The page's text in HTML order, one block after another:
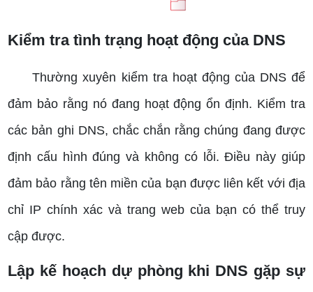
Kiểm tra tình trạng hoạt động của DNS
Thường xuyên kiểm tra hoạt động của DNS để
đảm bảo rằng nó đang hoạt động ổn định. Kiểm tra
các bản ghi DNS, chắc chắn rằng chúng đang được
định cấu hình đúng và không có lỗi. Điều này giúp
đảm bảo rằng tên miền của bạn được liên kết với địa
chỉ IP chính xác và trang web của bạn có thể truy
cập được.
Lập kế hoạch dự phòng khi DNS gặp sự